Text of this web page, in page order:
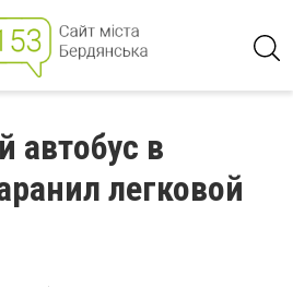
в
легковой